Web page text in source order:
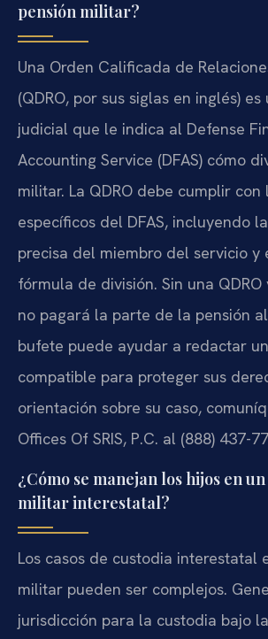
pensión militar?
Una Orden Calificada de
(QDRO, por sus siglas en inglés)
judicial que le indica al Defense
Accounting Service (DFAS) cómo
militar. La QDRO debe cumplir con
específicos del DFAS, incluyendo
precisa del miembro del servicio y
fórmula de división. Sin una QDRO
no pagará la parte de la pensión
bufete puede ayudar a redactar
compatible para proteger sus
orientación sobre su caso,
Offices Of SRIS, P.C. al (888) 437-
¿Cómo se manejan los hijos en
militar interestatal?
Los casos de custodia interestatal
militar pueden ser complejos.
jurisdicción para la custodia bajo